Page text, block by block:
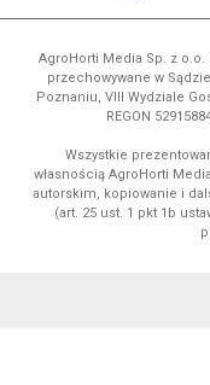
AgroHorti Media Sp. z o.o.
przechowywane w
Poznaniu, VIII Wydziale
REGON
Wszystkie
własnością AgroHorti
autorskim, kopiowanie i
(art. 25 ust. 1 pkt 1b